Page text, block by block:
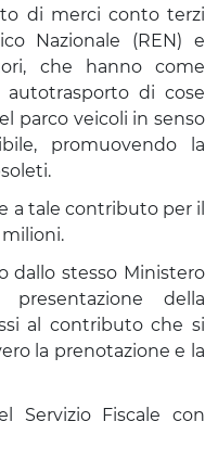
di merci conto terzi
Nazionale (REN) e
che hanno come
di cose
parco veicoli in senso
promuovendo la
a tale contributo per il
dallo stesso Ministero
della
al contributo che si
la prenotazione e la
Servizio Fiscale con